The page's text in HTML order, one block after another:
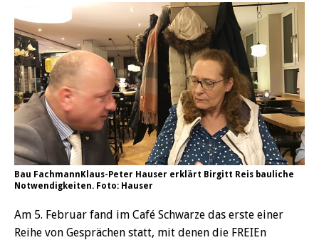
Bau FachmannKlaus-Peter Hauser erklärt Birgitt Reis bauliche
Notwendigkeiten. Foto: Hauser
Am 5. Februar fand im Café Schwarze das erste einer
Reihe von Gesprächen statt, mit denen die FREIEn